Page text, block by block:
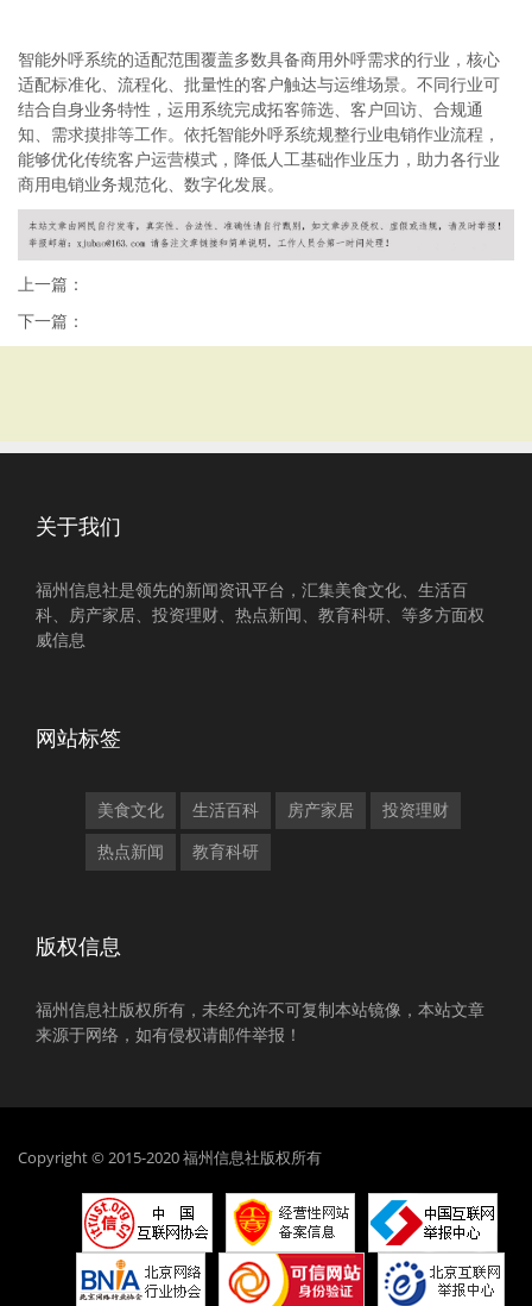
智能外呼系统的适配范围覆盖多数具备商用外呼需求的行业，核心
适配标准化、流程化、批量性的客户触达与运维场景。不同行业可
结合自身业务特性，运用系统完成拓客筛选、客户回访、合规通
知、需求摸排等工作。依托智能外呼系统规整行业电销作业流程，
能够优化传统客户运营模式，降低人工基础作业压力，助力各行业
商用电销业务规范化、数字化发展。
上一篇：
下一篇：
关于我们
福州信息社是领先的新闻资讯平台，汇集美食文化、生活百
科、房产家居、投资理财、热点新闻、教育科研、等多方面权
威信息
网站标签
美食文化 生活百科 房产家居 投资理财
热点新闻 教育科研
版权信息
福州信息社版权所有，未经允许不可复制本站镜像，本站文章
来源于网络，如有侵权请邮件举报！
Copyright © 2015-2020 福州信息社版权所有